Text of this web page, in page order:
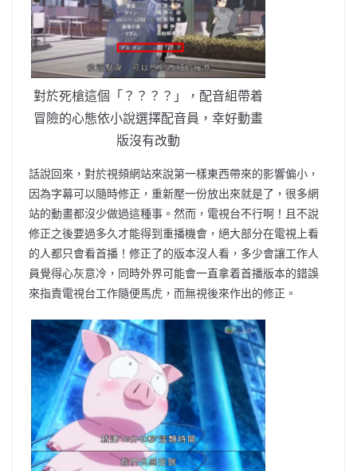
對於死槍這個「？？？？」，配音組帶着
冒險的心態依小說選擇配音員，幸好動畫
版沒有改動
話說回來，對於視頻網站來說第一樣東西帶來的影響偏小，
因為字幕可以隨時修正，重新壓一份放出來就是了，很多網
站的動畫都沒少做過這種事。然而，電視台不行啊！且不說
修正之後要過多久才能得到重播機會，絕大部分在電視上看
的人都只會看首播！修正了的版本沒人看，多少會讓工作人
員覺得心灰意冷，同時外界可能會一直拿着首播版本的錯誤
來指責電視台工作隨便馬虎，而無視後來作出的修正。